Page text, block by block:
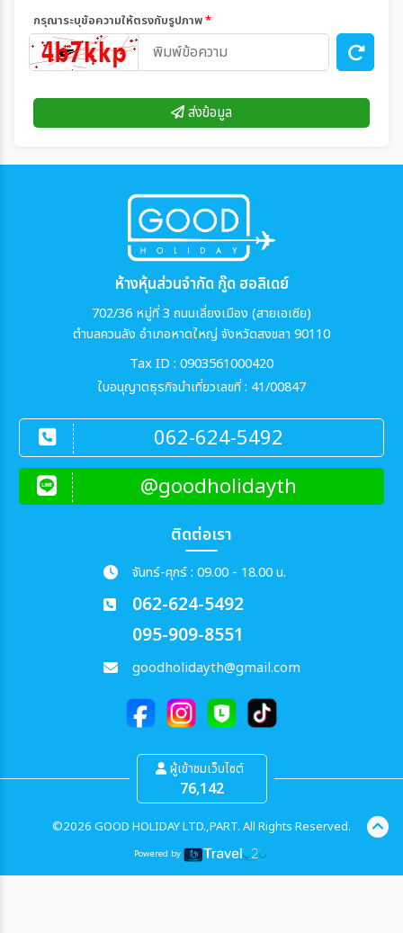
กรุณาระบุข้อความให้ตรงกับรูปภาพ*
ส่งข้อมูล
ห้างหุ้นส่วนจำกัด กู๊ด ฮอลิเดย์
702/36 หมู่ที่ 3 ถนนเลี่ยงเมือง (สายเอเซีย)
ตำบลควนลัง อำเภอหาดใหญ่ จังหวัดสงขลา 90110
Tax ID : 0903561000420
ใบอนุญาตธุรกิจนำเที่ยวเลขที่ : 41/00847
062-624-5492
@goodholidayth
ติดต่อเรา
จันทร์-ศุกร์ : 09.00 - 18.00 น.
062-624-5492
095-909-8551
goodholidayth@gmail.com
ผู้เข้าชมเว็บไซต์
76,142
©2026 GOOD HOLIDAY LTD.,PART. All Rights Reserved.
Powered by